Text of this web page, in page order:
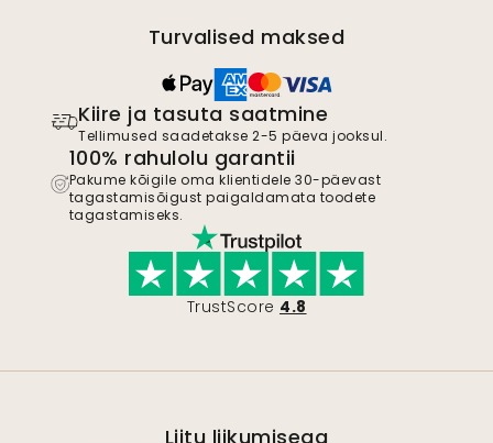
Turvalised maksed
Kiire ja tasuta saatmine
Tellimused saadetakse 2-5 päeva jooksul.
100% rahulolu garantii
Pakume kõigile oma klientidele 30-päevast
tagastamisõigust paigaldamata toodete
tagastamiseks.
TrustScore 4.8
Liitu liikumisega